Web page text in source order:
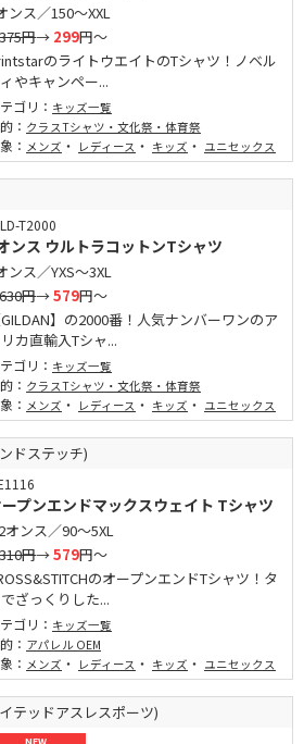
ンス／150～XXL
円→ 299円～
のライトウエイトのTシャツ！ノベル
やキャンペー...
ゴリ： キッズ一覧
： クラスTシャツ・文化祭・体育祭
： メンズ ・ レディース ・ キッズ ・ ユニセックス
T2000
ンス ウルトラコットンTシャツ
ンス／YXS～3XL
円→579円～
GILDAN】の2000番！人気ナンバーワンのア
リカ直輸入Tシャ...
ゴリ： キッズ一覧
： クラスTシャツ・文化祭・体育祭
： メンズ ・ レディース ・ キッズ ・ ユニセックス
ドステッチ)
プンエンドマックスウェイト Tシャツ
オンス／90～5XL
円→579円～
のオープンエンドTシャツ！タ
ざっくりした...
ゴリ： キッズ一覧
： アパレル OEM
： メンズ ・ レディース ・ キッズ ・ ユニセックス
テッドアスレスポーツ)
NEW